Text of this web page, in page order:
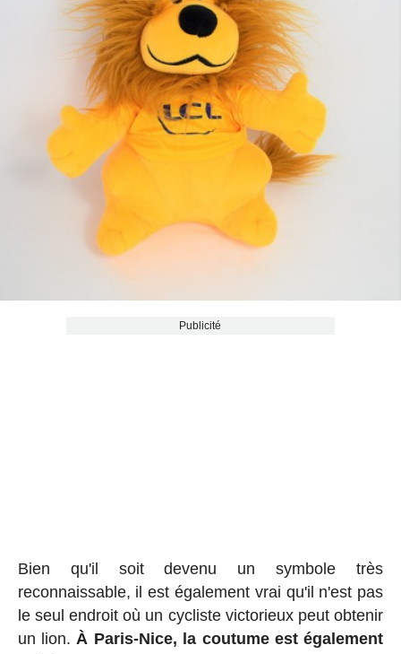
Publicité
Bien qu'il soit devenu un symbole très
reconnaissable, il est également vrai qu'il n'est pas
le seul endroit où un cycliste victorieux peut obtenir
un lion. À Paris-Nice, la coutume est également